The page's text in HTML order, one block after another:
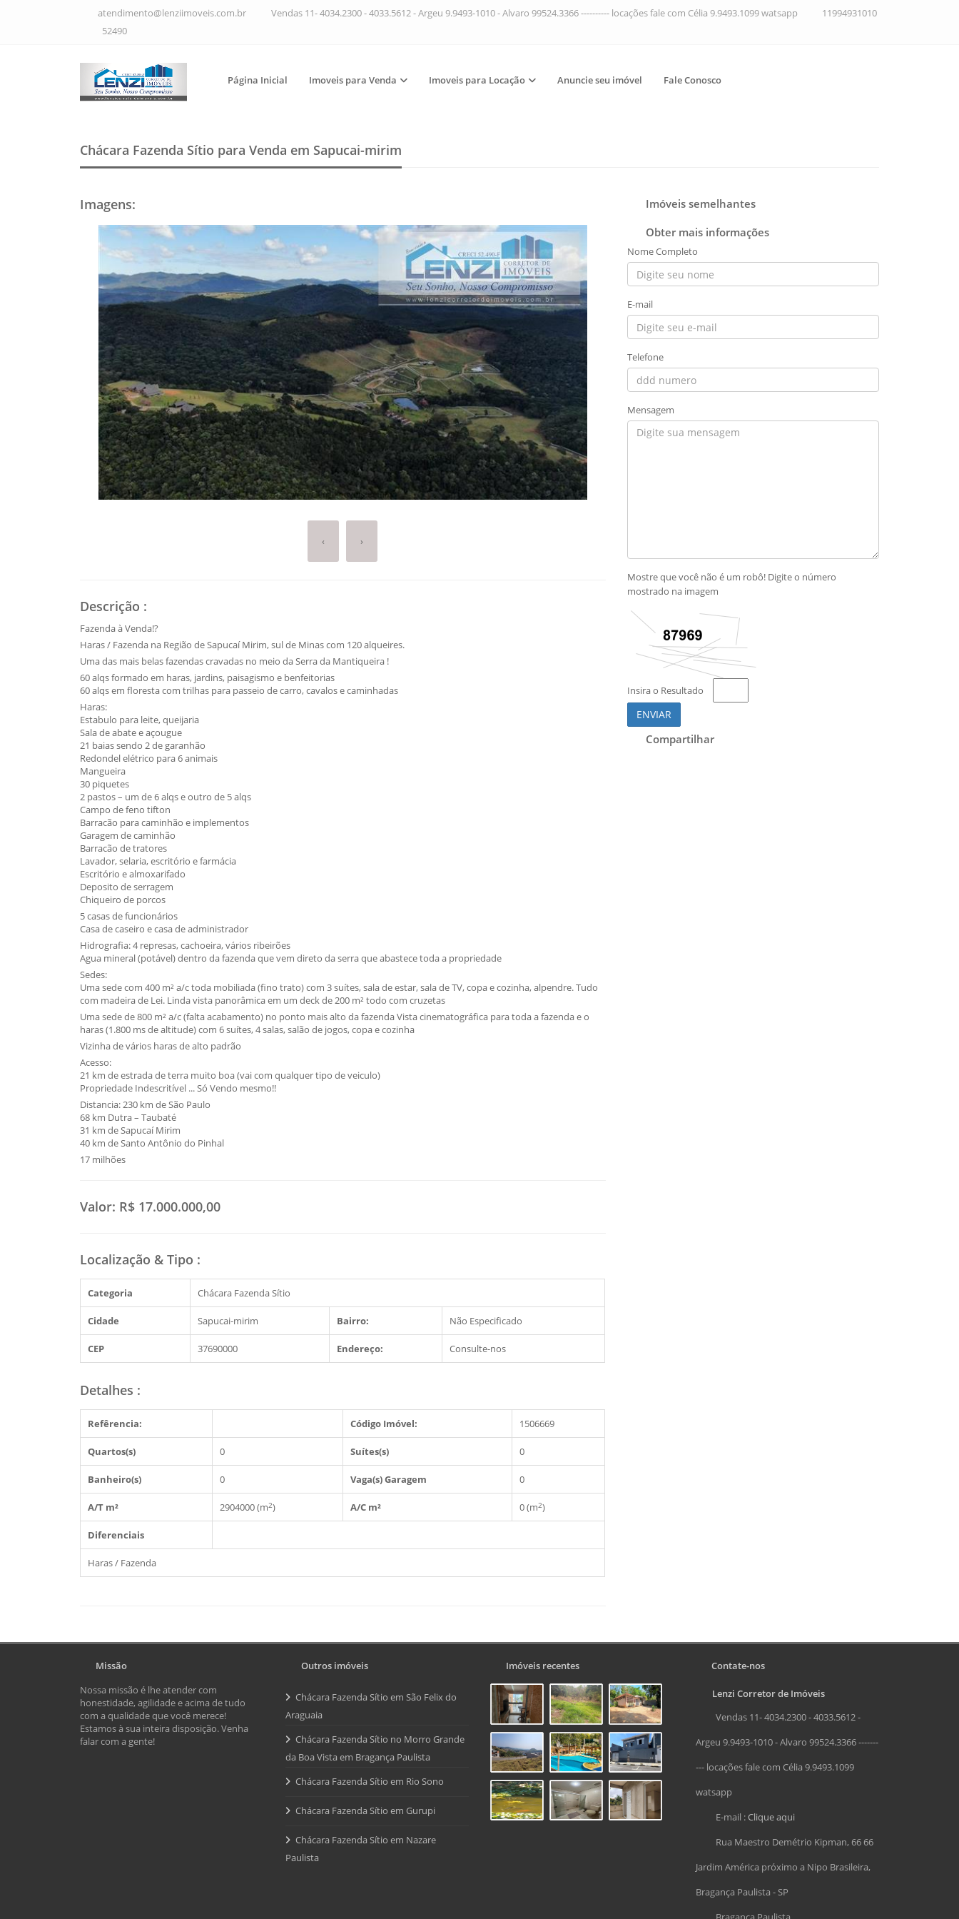
atendimento@lenziimoveis.com.br Vendas 11- 4034.2300 - 4033.5612 - Argeu 9.9493-1010 - Alvaro 99524.3366 ---------- locações fale com Célia 9.9493.1099 watsapp
11994931010
52490
Página Inicial Imoveis para Venda Imoveis para Locação Anuncie seu imóvel Fale Conosco
Chácara Fazenda Sítio para Venda em Sapucai-mirim
Imagens:
‹ ›
Descrição :
Fazenda à Venda!?
Haras / Fazenda na Região de Sapucaí Mirim, sul de Minas com 120 alqueires.
Uma das mais belas fazendas cravadas no meio da Serra da Mantiqueira !
60 alqs formado em haras, jardins, paisagismo e benfeitorias
60 alqs em floresta com trilhas para passeio de carro, cavalos e caminhadas
Haras:
Estabulo para leite, queijaria
Sala de abate e açougue
21 baias sendo 2 de garanhão
Redondel elétrico para 6 animais
Mangueira
30 piquetes
2 pastos – um de 6 alqs e outro de 5 alqs
Campo de feno tifton
Barracão para caminhão e implementos
Garagem de caminhão
Barracão de tratores
Lavador, selaria, escritório e farmácia
Escritório e almoxarifado
Deposito de serragem
Chiqueiro de porcos
5 casas de funcionários
Casa de caseiro e casa de administrador
Hidrografia: 4 represas, cachoeira, vários ribeirões
Agua mineral (potável) dentro da fazenda que vem direto da serra que abastece toda a propriedade
Sedes:
Uma sede com 400 m² a/c toda mobiliada (fino trato) com 3 suítes, sala de estar, sala de TV, copa e cozinha, alpendre. Tudo
com madeira de Lei. Linda vista panorâmica em um deck de 200 m² todo com cruzetas
Uma sede de 800 m² a/c (falta acabamento) no ponto mais alto da fazenda Vista cinematográfica para toda a fazenda e o
haras (1.800 ms de altitude) com 6 suítes, 4 salas, salão de jogos, copa e cozinha
Vizinha de vários haras de alto padrão
Acesso:
21 km de estrada de terra muito boa (vai com qualquer tipo de veiculo)
Propriedade Indescritível ... Só Vendo mesmo!!
Distancia: 230 km de São Paulo
68 km Dutra – Taubaté
31 km de Sapucaí Mirim
40 km de Santo Antônio do Pinhal
17 milhões
Valor: R$ 17.000.000,00
Localização & Tipo :
Categoria Chácara Fazenda Sítio
Cidade Sapucai-mirim Bairro: Não Especificado
CEP 37690000 Endereço: Consulte-nos
Detalhes :
Refêrencia: Código Imóvel: 1506669
Quartos(s) 0 Suítes(s) 0
Banheiro(s) 0 Vaga(s) Garagem 0
A/T m² 2904000 (m2) A/C m² 0 (m2)
Diferenciais
Haras / Fazenda
Imóveis semelhantes
Obter mais informações
Nome Completo
E-mail
Telefone
Mensagem
Mostre que você não é um robô! Digite o número
mostrado na imagem
Insira o Resultado
ENVIAR
Compartilhar
Missão
Nossa missão é lhe atender com
honestidade, agilidade e acima de tudo
com a qualidade que você merece!
Estamos à sua inteira disposição. Venha
falar com a gente!
Outros imóveis
Chácara Fazenda Sítio em São Felix do
Araguaia
Chácara Fazenda Sítio no Morro Grande
da Boa Vista em Bragança Paulista
Chácara Fazenda Sítio em Rio Sono
Chácara Fazenda Sítio em Gurupi
Chácara Fazenda Sítio em Nazare
Paulista
Imóveis recentes Contate-nos
Lenzi Corretor de Imóveis
Vendas 11- 4034.2300 - 4033.5612 -
Argeu 9.9493-1010 - Alvaro 99524.3366 -------
--- locações fale com Célia 9.9493.1099
watsapp
E-mail :Clique aqui
Rua Maestro Demétrio Kipman, 66 66
Jardim América próximo a Nipo Brasileira,
Bragança Paulista - SP